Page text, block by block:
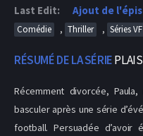
Last Edit: Ajout de
Comédie , Thriller , Séries VF
RÉSUMÉ DE LA SÉRIE
Récemment divorcée,
basculer après une série
football. Persuadée d’avoir